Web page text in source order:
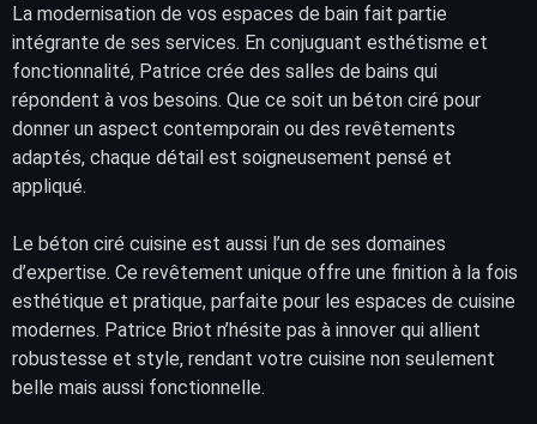
La modernisation de vos espaces de bain fait partie
intégrante de ses services. En conjuguant esthétisme et
fonctionnalité, Patrice crée des salles de bains qui
répondent à vos besoins. Que ce soit un béton ciré pour
donner un aspect contemporain ou des revêtements
adaptés, chaque détail est soigneusement pensé et
appliqué.
Le béton ciré cuisine est aussi l’un de ses domaines
d’expertise. Ce revêtement unique offre une finition à la fois
esthétique et pratique, parfaite pour les espaces de cuisine
modernes. Patrice Briot n’hésite pas à innover qui allient
robustesse et style, rendant votre cuisine non seulement
belle mais aussi fonctionnelle.